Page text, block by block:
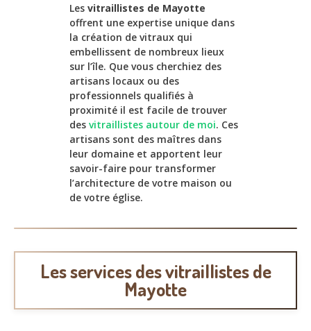
Les vitraillistes de Mayotte
offrent une expertise unique dans
la création de vitraux qui
embellissent de nombreux lieux
sur l’île. Que vous cherchiez des
artisans locaux ou des
professionnels qualifiés à
proximité il est facile de trouver
des vitraillistes autour de moi. Ces
artisans sont des maîtres dans
leur domaine et apportent leur
savoir-faire pour transformer
l’architecture de votre maison ou
de votre église.
Les services des vitraillistes de
Mayotte